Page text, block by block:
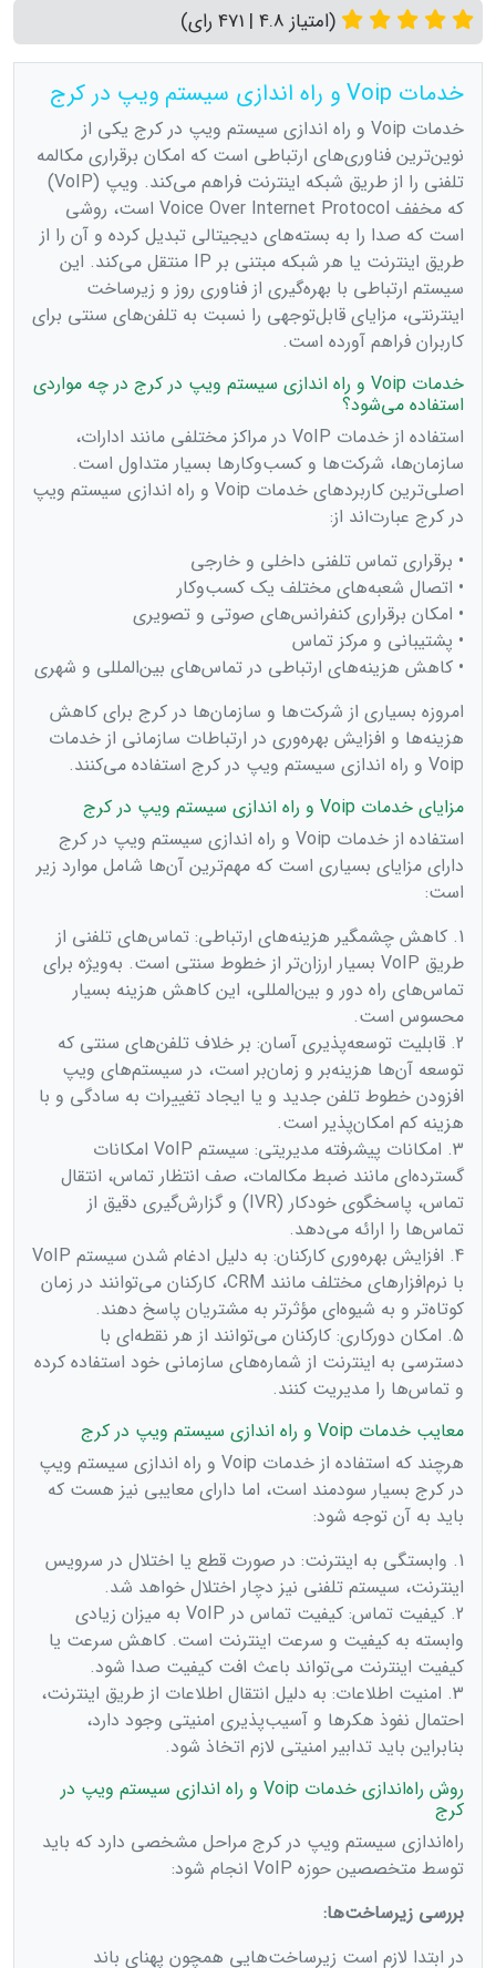
(امتیاز 4.8 | 471 رای)
خدمات Voip و راه اندازی سیستم ویپ در کرج
خدمات Voip و راه اندازی سیستم ویپ در کرج یکی از
نوین‌ترین فناوری‌های ارتباطی است که امکان برقراری مکالمه
تلفنی را از طریق شبکه اینترنت فراهم می‌کند. ویپ (VoIP)
که مخفف Voice Over Internet Protocol است، روشی
است که صدا را به بسته‌های دیجیتالی تبدیل کرده و آن را از
طریق اینترنت یا هر شبکه مبتنی بر IP منتقل می‌کند. این
سیستم ارتباطی با بهره‌گیری از فناوری روز و زیرساخت
اینترنتی، مزایای قابل‌توجهی را نسبت به تلفن‌های سنتی برای
کاربران فراهم آورده است.
خدمات Voip و راه اندازی سیستم ویپ در کرج در چه مواردی
استفاده می‌شود؟
استفاده از خدمات VoIP در مراکز مختلفی مانند ادارات،
سازمان‌ها، شرکت‌ها و کسب‌وکارها بسیار متداول است.
اصلی‌ترین کاربردهای خدمات Voip و راه اندازی سیستم ویپ
در کرج عبارت‌اند از:
• برقراری تماس تلفنی داخلی و خارجی
• اتصال شعبه‌های مختلف یک کسب‌وکار
• امکان برقراری کنفرانس‌های صوتی و تصویری
• پشتیبانی و مرکز تماس
• کاهش هزینه‌های ارتباطی در تماس‌های بین‌المللی و شهری
امروزه بسیاری از شرکت‌ها و سازمان‌ها در کرج برای کاهش
هزینه‌ها و افزایش بهره‌وری در ارتباطات سازمانی از خدمات
Voip و راه اندازی سیستم ویپ در کرج استفاده می‌کنند.
مزایای خدمات Voip و راه اندازی سیستم ویپ در کرج
استفاده از خدمات Voip و راه اندازی سیستم ویپ در کرج
دارای مزایای بسیاری است که مهم‌ترین آن‌ها شامل موارد زیر
است:
1. کاهش چشمگیر هزینه‌های ارتباطی: تماس‌های تلفنی از
طریق VoIP بسیار ارزان‌تر از خطوط سنتی است. به‌ویژه برای
تماس‌های راه دور و بین‌المللی، این کاهش هزینه بسیار
محسوس است.
2. قابلیت توسعه‌پذیری آسان: بر خلاف تلفن‌های سنتی که
توسعه آن‌ها هزینه‌بر و زمان‌بر است، در سیستم‌های ویپ
افزودن خطوط تلفن جدید و یا ایجاد تغییرات به سادگی و با
هزینه کم امکان‌پذیر است.
3. امکانات پیشرفته مدیریتی: سیستم VoIP امکانات
گسترده‌ای مانند ضبط مکالمات، صف انتظار تماس، انتقال
تماس، پاسخگوی خودکار (IVR) و گزارش‌گیری دقیق از
تماس‌ها را ارائه می‌دهد.
4. افزایش بهره‌وری کارکنان: به دلیل ادغام شدن سیستم VoIP
با نرم‌افزارهای مختلف مانند CRM، کارکنان می‌توانند در زمان
کوتاه‌تر و به شیوه‌ای مؤثرتر به مشتریان پاسخ دهند.
5. امکان دورکاری: کارکنان می‌توانند از هر نقطه‌ای با
دسترسی به اینترنت از شماره‌های سازمانی خود استفاده کرده
و تماس‌ها را مدیریت کنند.
معایب خدمات Voip و راه اندازی سیستم ویپ در کرج
هرچند که استفاده از خدمات Voip و راه اندازی سیستم ویپ
در کرج بسیار سودمند است، اما دارای معایبی نیز هست که
باید به آن توجه شود:
1. وابستگی به اینترنت: در صورت قطع یا اختلال در سرویس
اینترنت، سیستم تلفنی نیز دچار اختلال خواهد شد.
2. کیفیت تماس: کیفیت تماس در VoIP به میزان زیادی
وابسته به کیفیت و سرعت اینترنت است. کاهش سرعت یا
کیفیت اینترنت می‌تواند باعث افت کیفیت صدا شود.
3. امنیت اطلاعات: به دلیل انتقال اطلاعات از طریق اینترنت،
احتمال نفوذ هکرها و آسیب‌پذیری امنیتی وجود دارد،
بنابراین باید تدابیر امنیتی لازم اتخاذ شود.
روش راه‌اندازی خدمات Voip و راه اندازی سیستم ویپ در
کرج
راه‌اندازی سیستم ویپ در کرج مراحل مشخصی دارد که باید
توسط متخصصین حوزه VoIP انجام شود:
بررسی زیرساخت‌ها:
در ابتدا لازم است زیرساخت‌هایی همچون پهنای باند